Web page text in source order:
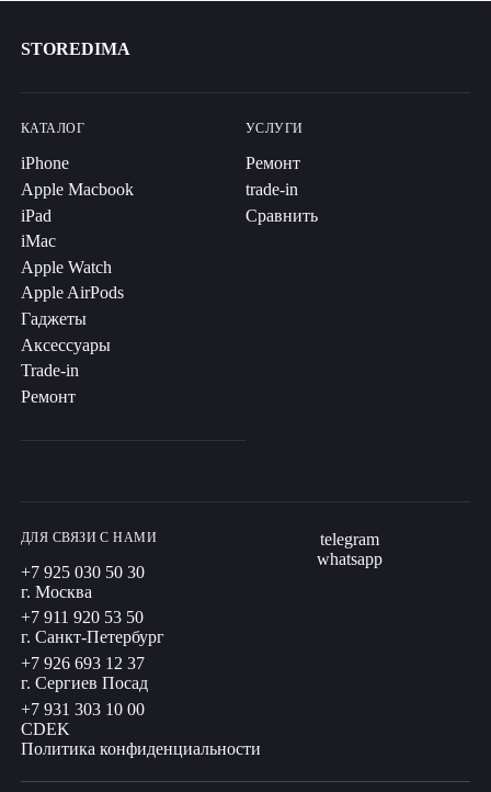
STOREDIMA
КАТАЛОГ
iPhone
Apple Macbook
iPad
iMac
Apple Watch
Apple AirPods
Гаджеты
Аксессуары
Trade-in
Ремонт
УСЛУГИ
Ремонт
trade-in
Сравнить
ДЛЯ СВЯЗИ С НАМИ
+7 925 030 50 30
г. Москва
+7 911 920 53 50
г. Санкт-Петербург
+7 926 693 12 37
г. Сергиев Посад
+7 931 303 10 00
CDEK
telegram
whatsapp
Политика конфиденциальности